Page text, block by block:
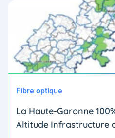
Fibre optique
La Haute-Garonne
Altitude Infrastructure